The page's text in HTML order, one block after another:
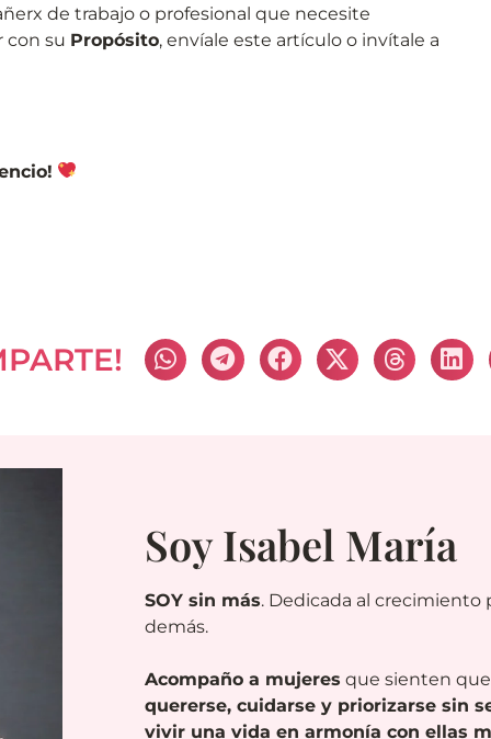
de trabajo o profesional que necesite
con su Propósito, envíale este artículo o invítale a
Soy Isabel María
SOY sin más. Dedicada al crecimiento
demás.
Acompaño a mujeres que sienten
quererse, cuidarse y priorizarse sin
vivir una vida en armonía con ellas